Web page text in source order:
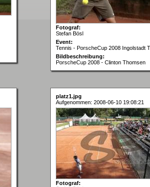
Fotograf:
Stefan Bösl
Event:
Tennis - PorscheCup 2008 Ingolstadt
Bildbeschreibung:
PorscheCup 2008 - Clinton Thomsen
platz1.jpg
Aufgenommen: 2008-06-10 19:08:21
Fotograf: